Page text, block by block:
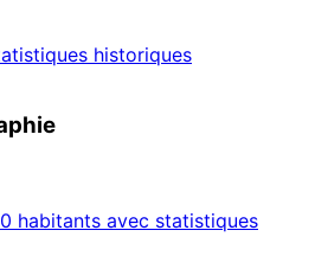
historiques
habitants avec statistiques